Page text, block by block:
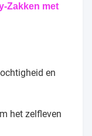
Zakken met
en
het zelfleven